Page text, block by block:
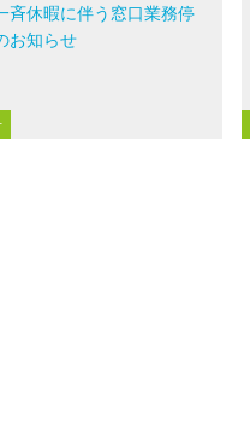
斉休暇に伴う窓口業務停
お知らせ